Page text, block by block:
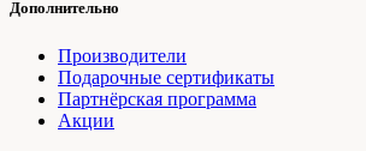
Дополнительно
Производители
Подарочные сертификаты
Партнёрская программа
Акции